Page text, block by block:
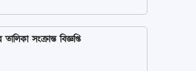
সংক্রান্ত বিজ্ঞপ্তি